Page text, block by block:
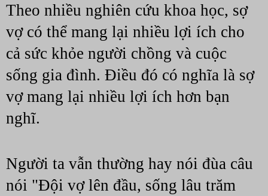
Theo nhiều nghiên cứu khoa học, sợ
vợ có thể mang lại nhiều lợi ích cho
cả sức khỏe người chồng và cuộc
sống gia đình. Điều đó có nghĩa là sợ
vợ mang lại nhiều lợi ích hơn bạn
nghĩ.
Người ta vẫn thường hay nói đùa câu
nói "Đội vợ lên đầu, sống lâu trăm